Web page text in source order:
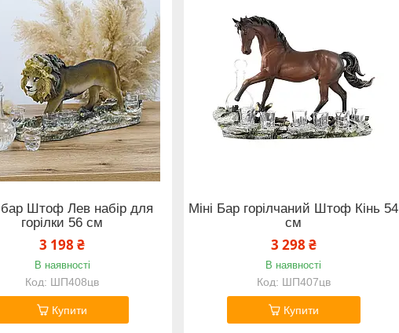
бар Штоф Лев набір для
горілки 56 см
3 198 ₴
В наявності
ШП408цв
Купити
Міні Бар горілчаний Штоф Кінь 54
см
3 298 ₴
В наявності
ШП407цв
Купити